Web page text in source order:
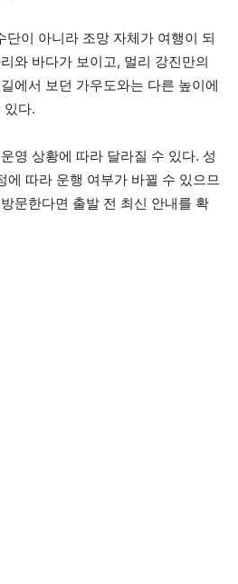
단이 아니라 조망 자체가 여행이 되
와 바다가 보이고, 멀리 강진만의
에서 보던 가우도와는 다른 높이에
있다.
영 상황에 따라 달라질 수 있다. 성
에 따라 운행 여부가 바뀔 수 있으므
문한다면 출발 전 최신 안내를 확